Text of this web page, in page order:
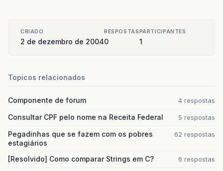
CRIADO
2 de dezembro de 2004
RESPOSTAS
0
PARTICIPANTES
1
Topicos relacionados
Componente de forum 4 respostas
Consultar CPF pelo nome na Receita Federal 5 respostas
Pegadinhas que se fazem com os pobres
estagiários
62 respostas
[Resolvido] Como comparar Strings em C? 6 respostas